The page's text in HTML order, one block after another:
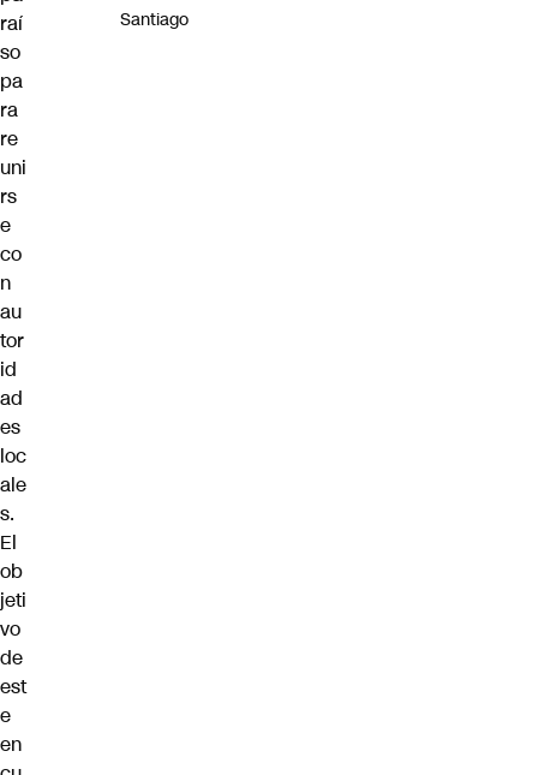
raí
so
pa
ra
re
uni
rs
e
co
n
au
tor
id
ad
es
loc
ale
s.
El
ob
jeti
vo
de
est
e
en
Santiago